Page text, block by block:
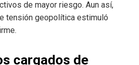
de mayor riesgo. Aun así,
tensión geopolítica estimuló
cargados de